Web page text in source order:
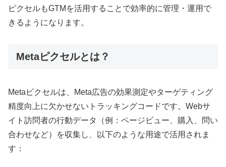
ピクセルもGTMを活用することで効率的に管理・運用で
きるようになります。
Metaピクセルとは？
Metaピクセルは、Meta広告の効果測定やターゲティング
精度向上に欠かせないトラッキングコードです。Webサ
イト訪問者の行動データ（例：ページビュー、購入、問い
合わせなど）を収集し、以下のような用途で活用されま
す：